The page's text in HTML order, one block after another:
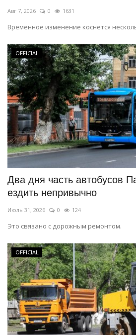
РАЗВЛЕЧЕНИЯ
Курултай
Язык
Қазақша Русский
Авг 7, 2026 0 1631
Временное изменение коснется
OFFICIAL
Два дня часть автобусов
ездить непривычно
Июль 31, 2026 0 124
Это связано с дорожным ремонтом.
OFFICIAL